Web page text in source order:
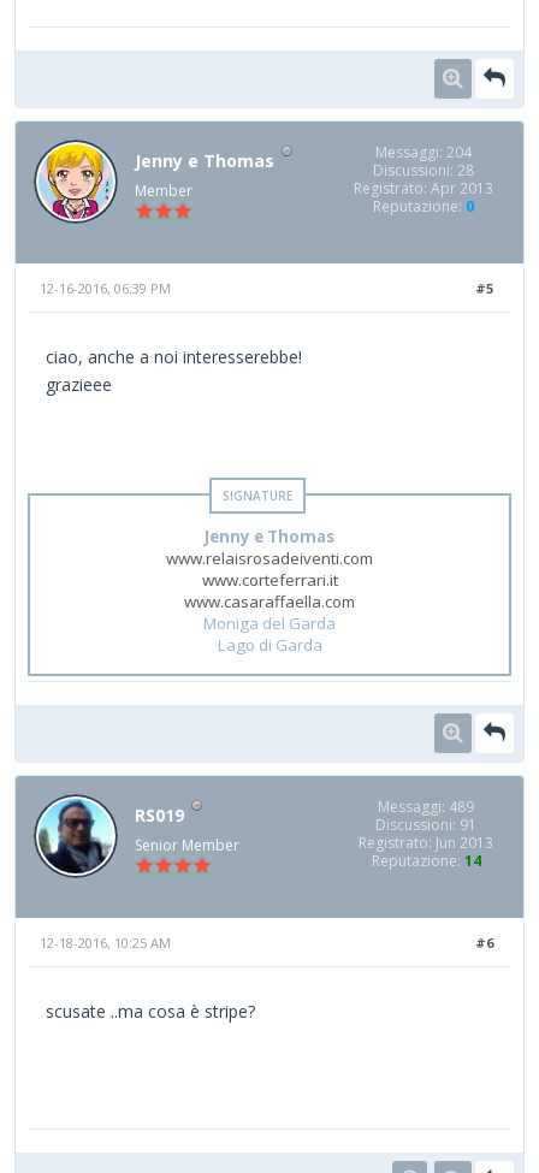
Jenny e Thomas
Member
Messaggi: 204
Discussioni: 28
Registrato: Apr 2013
Reputazione: 0
#5
12-16-2016, 06:39 PM
ciao, anche a noi interesserebbe!
grazieee
Jenny e Thomas
www.relaisrosadeiventi.com
www.corteferrari.it
www.casaraffaella.com
Moniga del Garda
Lago di Garda
RS019
Senior Member
Messaggi: 489
Discussioni: 91
Registrato: Jun 2013
Reputazione: 14
#6
12-18-2016, 10:25 AM
scusate ..ma cosa è stripe?